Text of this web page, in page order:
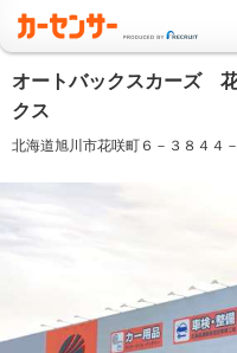
オートバックスカーズ
クス
北海道旭川市花咲町６－３８４４